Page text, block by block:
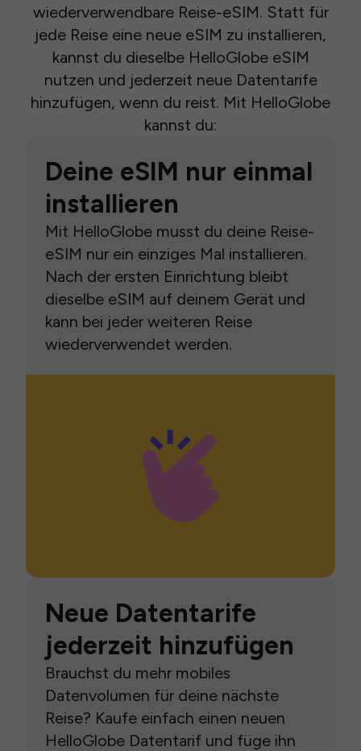
wiederverwendbare Reise-eSIM. Statt für
jede Reise eine neue eSIM zu installieren,
kannst du dieselbe HelloGlobe eSIM
nutzen und jederzeit neue Datentarife
hinzufügen, wenn du reist. Mit HelloGlobe
kannst du:
Deine eSIM nur einmal
installieren
Mit HelloGlobe musst du deine Reise-
eSIM nur ein einziges Mal installieren.
Nach der ersten Einrichtung bleibt
dieselbe eSIM auf deinem Gerät und
kann bei jeder weiteren Reise
wiederverwendet werden.
Neue Datentarife
jederzeit hinzufügen
Brauchst du mehr mobiles
Datenvolumen für deine nächste
Reise? Kaufe einfach einen neuen
HelloGlobe Datentarif und füge ihn